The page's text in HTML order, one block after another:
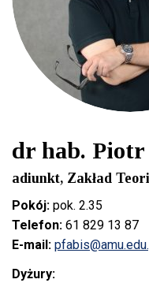
dr hab. Piotr
adiunkt, Zakład
Pokój: pok. 2.35
Telefon: 61 829 13 87
E-mail:
Dyżury: